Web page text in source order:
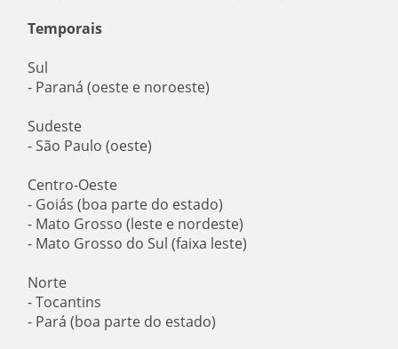
Temporais
Sul
- Paraná (oeste e noroeste)
Sudeste
- São Paulo (oeste)
Centro-Oeste
- Goiás (boa parte do estado)
- Mato Grosso (leste e nordeste)
- Mato Grosso do Sul (faixa leste)
Norte
- Tocantins
- Pará (boa parte do estado)